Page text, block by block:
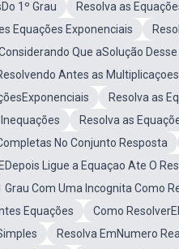
1º Grau
Resolva as
Equações Exponenciais
Que aSolução
Antes as Multiplicaçoes
Resolva as
Resolva as
No Conjunto Resposta
Ligue a Equaçao Ate O
Grau Com Uma Incognita Como
Equações
Como
Resolva EmNumero Real